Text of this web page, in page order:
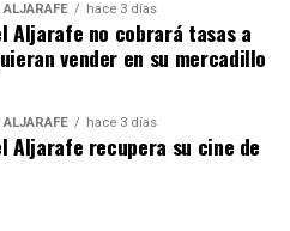
ALJARAFE hace 3 días
Aljarafe no cobrará tasas a
vender en su mercadillo
ALJARAFE hace 3 días
Aljarafe recupera su cine de